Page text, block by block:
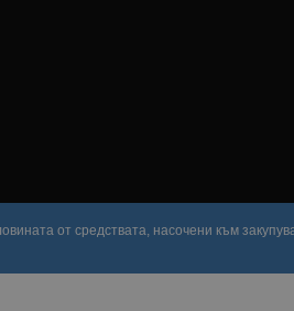
от средствата, насочени към